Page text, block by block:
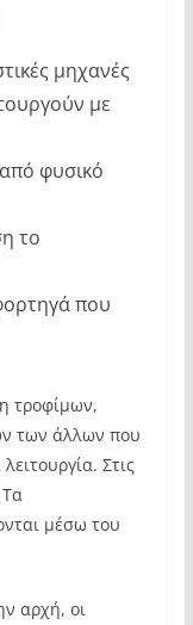
μηχανές
με
φυσικό
το
που
τροφίμων,
των άλλων που
Στις
μέσω του
αρχή, οι